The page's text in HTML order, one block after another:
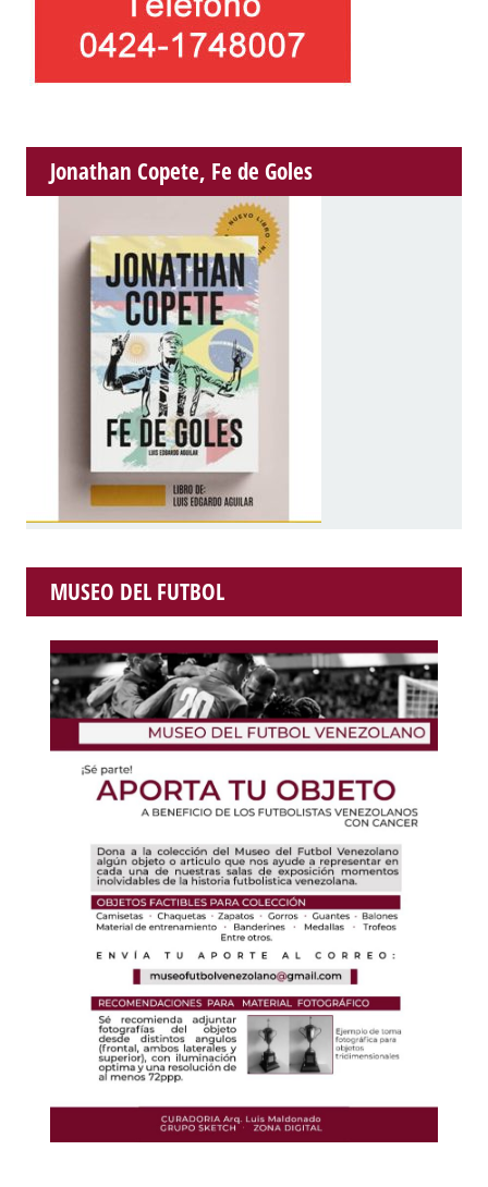
Jonathan Copete, Fe de Goles
MUSEO DEL FUTBOL